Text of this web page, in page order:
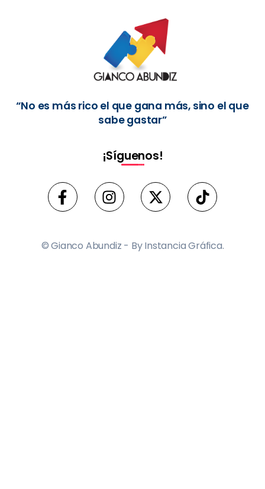
“No es más rico el que gana más, sino el que
sabe gastar”
¡Síguenos!
© Gianco Abundiz - By Instancia Gráfica.